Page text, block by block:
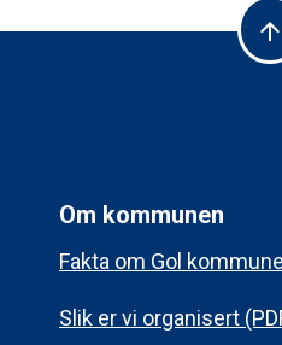
arrow_upward
Om kommunen
Fakta om Gol kommune
Slik er vi organisert